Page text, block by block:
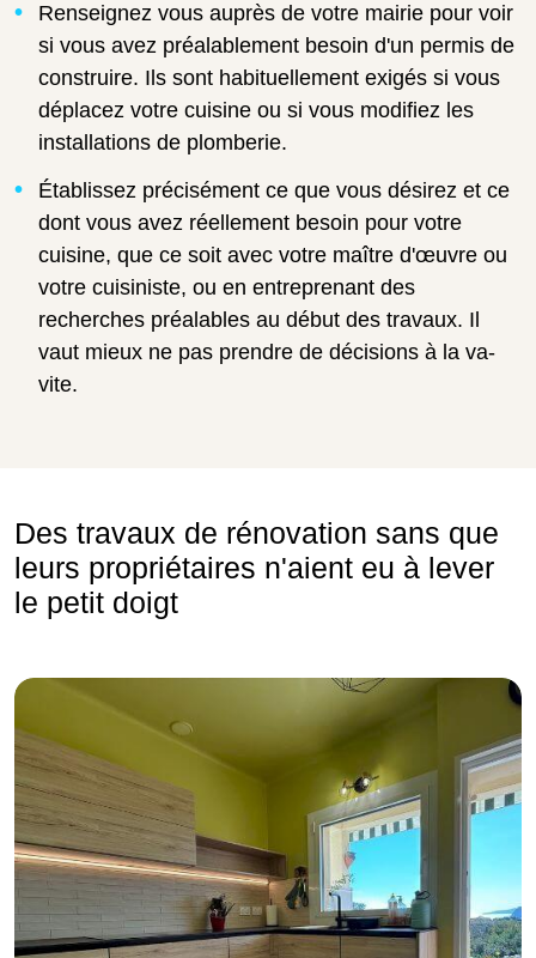
Renseignez vous auprès de votre mairie pour voir
si vous avez préalablement besoin d'un permis de
construire. Ils sont habituellement exigés si vous
déplacez votre cuisine ou si vous modifiez les
installations de plomberie.
Établissez précisément ce que vous désirez et ce
dont vous avez réellement besoin pour votre
cuisine, que ce soit avec votre maître d'œuvre ou
votre cuisiniste, ou en entreprenant des
recherches préalables au début des travaux. Il
vaut mieux ne pas prendre de décisions à la va-
vite.
Des travaux de rénovation sans que
leurs propriétaires n'aient eu à lever
le petit doigt